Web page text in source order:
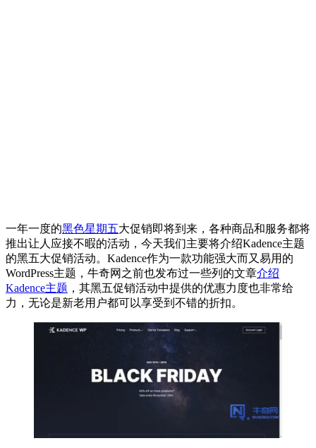
一年一度的黑色星期五大促销即将到来，各种商品和服务都将
推出让人应接不暇的活动，今天我们主要将介绍Kadence主题
的黑五大促销活动。Kadence作为一款功能强大而又易用的
WordPress主题，牛奇网之前也发布过一些列的文章介绍
Kadence主题 ，其黑五促销活动中提供的优惠力度也非常给
力，无论是新老用户都可以享受到不错的折扣。